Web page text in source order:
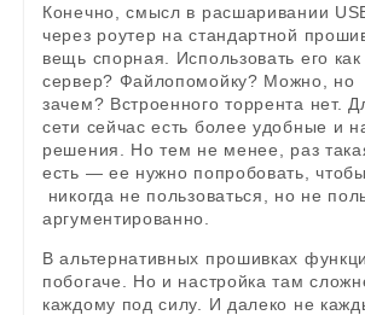
Конечно, смысл в расшаривании
через роутер на стандартной
вещь спорная. Использовать его
сервер? Файлопомойку? Можно, но
зачем? Встроенного торрента нет.
сети сейчас есть более удобные и
решения. Но тем не менее, раз
есть — ее нужно попробовать,
никогда не пользоваться, но не
аргументированно.
В альтернативных прошивках
побогаче. Но и настройка там
каждому под силу. И далеко не